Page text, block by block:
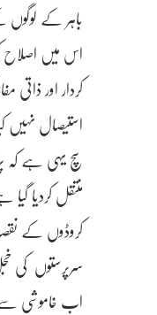
باہر کے
اس میں اصلاح
کردار اور ذاتی
استیصال نہیں
سچ یہی ہے کہ
منتقل کردیا
کروڈوں کے
سرپرستوں
اب خاموشی سے